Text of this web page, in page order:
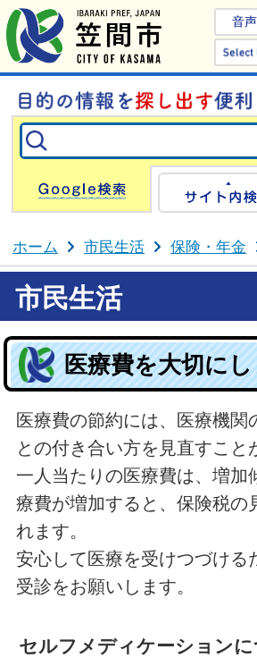
音
Google検索
ホーム 市民生活 保険・年金
市民生活
医療費を大切に
医療費の節約には、医療機関
との付き合い方を見直すこと
一人当たりの医療費は、増加
療費が増加すると、保険税の
れます。
安心して医療を受けつづける
受診をお願いします。
セルフメディケーション